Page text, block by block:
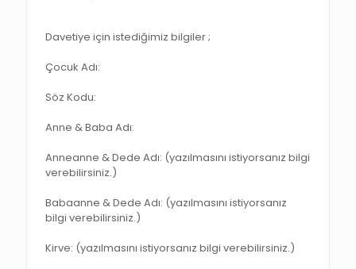
Davetiye için istediğimiz bilgiler ;
Çocuk Adı:
Söz Kodu:
Anne & Baba Adı:
Anneanne & Dede Adı: (yazılmasını istiyorsanız bilgi
verebilirsiniz.)
Babaanne & Dede Adı: (yazılmasını istiyorsanız
bilgi verebilirsiniz.)
Kirve: (yazılmasını istiyorsanız bilgi verebilirsiniz.)